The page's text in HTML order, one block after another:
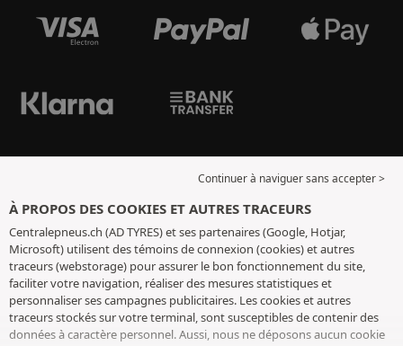
Continuer à naviguer sans accepter >
À PROPOS DES COOKIES ET AUTRES TRACEURS
Centralepneus.ch (AD TYRES) et ses partenaires (Google, Hotjar,
Microsoft) utilisent des témoins de connexion (cookies) et autres
traceurs (webstorage) pour assurer le bon fonctionnement du site,
faciliter votre navigation, réaliser des mesures statistiques et
personnaliser ses campagnes publicitaires. Les cookies et autres
traceurs stockés sur votre terminal, sont susceptibles de contenir des
données à caractère personnel. Aussi, nous ne déposons aucun cookie